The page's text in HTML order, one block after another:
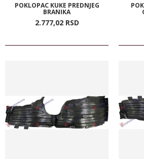
POKLOPAC KUKE PREDNJEG
BRANIKA
2.777,02 RSD